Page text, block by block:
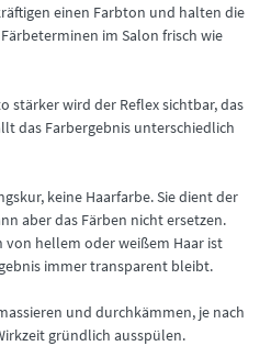
einen Farbton und halten die
im Salon frisch wie
stärker wird der Reflex sichtbar, das
das Farbergebnis unterschiedlich
keine Haarfarbe. Sie dient der
aber das Färben nicht ersetzen.
hellem oder weißem Haar ist
immer transparent bleibt.
und durchkämmen, je nach
gründlich ausspülen.